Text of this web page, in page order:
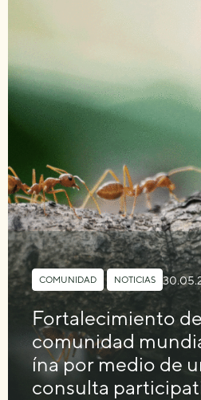
COMUNIDAD , NOTICIAS
Fortalecimiento
comunidad
ína por medio de
consulta